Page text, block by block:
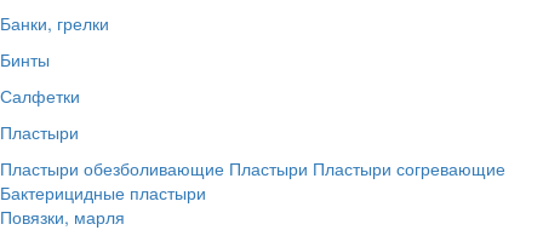
Банки, грелки
Бинты
Салфетки
Пластыри
Пластыри обезболивающие Пластыри Пластыри согревающие
Бактерицидные пластыри
Повязки, марля